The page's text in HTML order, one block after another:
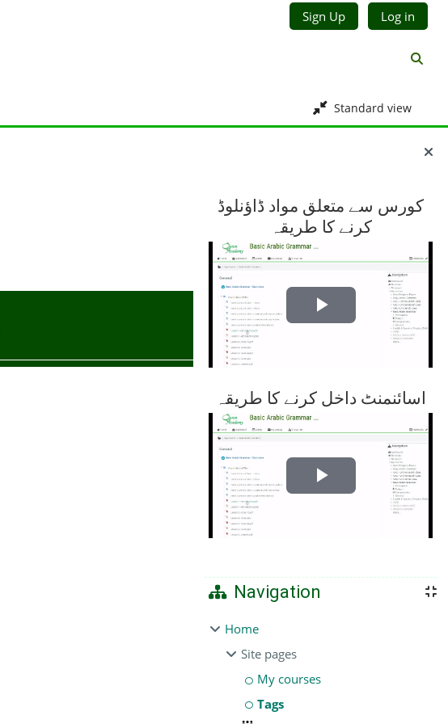
Blocks
کورس سے متعلق مواد ڈاؤنلوڈ
کرنے کا طریقہ
Play
اسائنمنٹ داخل کرنے کا طریقہ
Play
Navigation
Home
Site pages
My courses
Tags
Sign Up Log in
Standard view